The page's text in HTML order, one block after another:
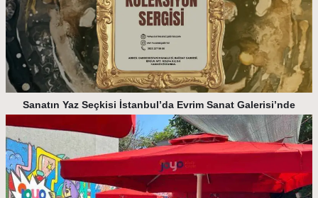
Sanatın Yaz Seçkisi İstanbul’da Evrim Sanat Galerisi’nde